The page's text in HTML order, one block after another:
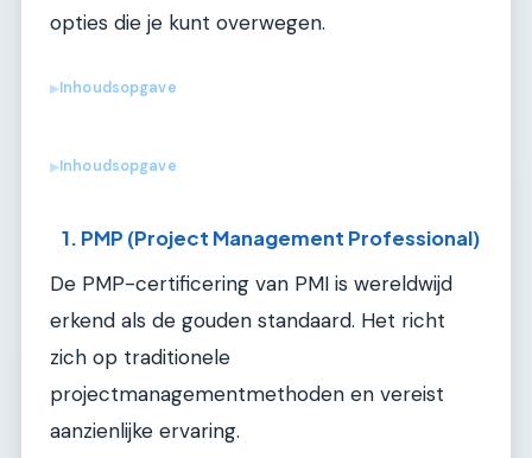
opties die je kunt overwegen.
▶Inhoudsopgave
▶Inhoudsopgave
1. PMP (Project Management Professional)
De PMP-certificering van PMI is wereldwijd
erkend als de gouden standaard. Het richt
zich op traditionele
projectmanagementmethoden en vereist
aanzienlijke ervaring.